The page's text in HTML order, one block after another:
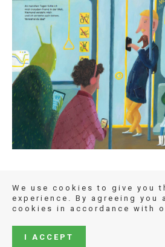
We use cookies to give you
experience. By agreeing you
cookies in accordance with
I ACCEPT